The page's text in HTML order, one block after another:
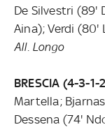
De Silvestri (89'
Aina); Verdi (80'
All. Longo
BRESCIA (4-3-1-
Martella;
Dessena (74'